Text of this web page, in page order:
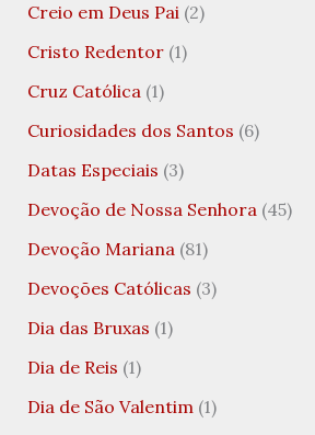
Creio em Deus Pai(2)
Cristo Redentor(1)
Cruz Católica(1)
Curiosidades dos Santos (6)
Datas Especiais (3)
Devoção de Nossa Senhora(45)
Devoção Mariana(81)
Devoções Católicas (3)
Dia das Bruxas (1)
Dia de Reis (1)
Dia de São Valentim(1)